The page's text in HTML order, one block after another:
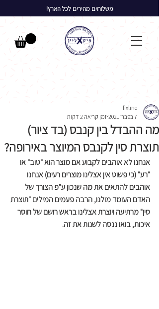
משלוחים מהירים לכל הארץ!
מה ההבדל בין קנבס (בד ציור)
תוצרת סין לקנבס המיוצר באירופה?
fixline
7 בפבר׳ 2021
זמן קריאה 2 דקות
אנחנו לא אוהבים לקבוע אם מוצר הוא "טוב" או
"רע" (כי פשוט אין אצלינו מוצרים רעים) אנחנו
אוהבים להתאים את מה שנכון ע"פ הצורך של
האדם העומד מולנו, הרבה פעמים המילים "תוצרת
סין" מרתיעה ויוצרת אצלינו בראש רושם של חוסר
איכות, בואו ננסה לשנות את זה.